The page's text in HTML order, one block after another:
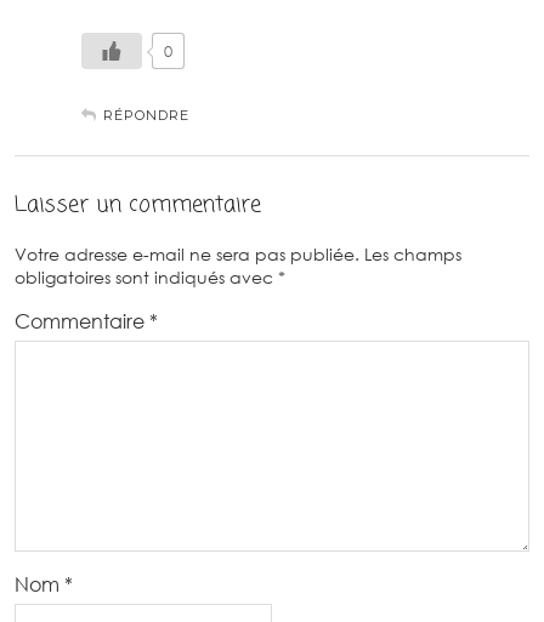
0
RÉPONDRE
Laisser un commentaire
Votre adresse e-mail ne sera pas publiée. Les champs
obligatoires sont indiqués avec *
Commentaire *
Nom *